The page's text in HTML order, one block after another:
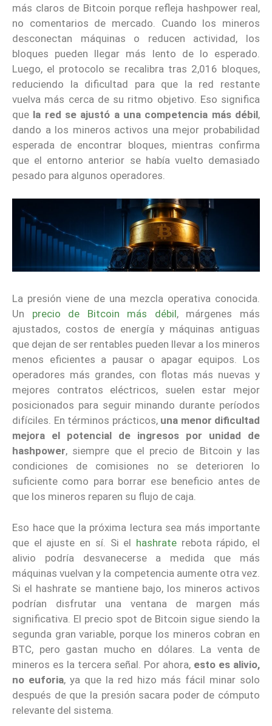
más claros de Bitcoin porque refleja hashpower real,
no comentarios de mercado. Cuando los mineros
desconectan máquinas o reducen actividad, los
bloques pueden llegar más lento de lo esperado.
Luego, el protocolo se recalibra tras 2,016 bloques,
reduciendo la dificultad para que la red restante
vuelva más cerca de su ritmo objetivo. Eso significa
que la red se ajustó a una competencia más débil,
dando a los mineros activos una mejor probabilidad
esperada de encontrar bloques, mientras confirma
que el entorno anterior se había vuelto demasiado
pesado para algunos operadores.
La presión viene de una mezcla operativa conocida.
Un precio de Bitcoin más débil, márgenes más
ajustados, costos de energía y máquinas antiguas
que dejan de ser rentables pueden llevar a los mineros
menos eficientes a pausar o apagar equipos. Los
operadores más grandes, con flotas más nuevas y
mejores contratos eléctricos, suelen estar mejor
posicionados para seguir minando durante períodos
difíciles. En términos prácticos, una menor dificultad
mejora el potencial de ingresos por unidad de
hashpower, siempre que el precio de Bitcoin y las
condiciones de comisiones no se deterioren lo
suficiente como para borrar ese beneficio antes de
que los mineros reparen su flujo de caja.
Eso hace que la próxima lectura sea más importante
que el ajuste en sí. Si el hashraterebota rápido, el
alivio podría desvanecerse a medida que más
máquinas vuelvan y la competencia aumente otra vez.
Si el hashrate se mantiene bajo, los mineros activos
podrían disfrutar una ventana de margen más
significativa. El precio spot de Bitcoin sigue siendo la
segunda gran variable, porque los mineros cobran en
BTC, pero gastan mucho en dólares. La venta de
mineros es la tercera señal. Por ahora, esto es alivio,
no euforia, ya que la red hizo más fácil minar solo
después de que la presión sacara poder de cómputo
relevante del sistema.